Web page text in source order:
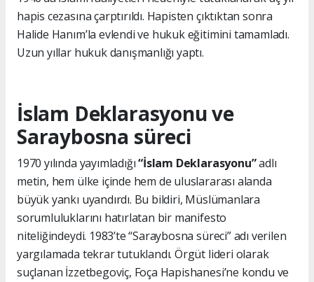
hapis cezasına çarptırıldı. Hapisten çıktıktan sonra
Halide Hanım’la evlendi ve hukuk eğitimini tamamladı.
Uzun yıllar hukuk danışmanlığı yaptı.
İslam Deklarasyonu ve
Saraybosna süreci
1970 yılında yayımladığı“İslam Deklarasyonu”adlı
metin, hem ülke içinde hem de uluslararası alanda
büyük yankı uyandırdı. Bu bildiri, Müslümanlara
sorumluluklarını hatırlatan bir manifesto
niteliğindeydi. 1983’te “Saraybosna süreci” adı verilen
yargılamada tekrar tutuklandı. Örgüt lideri olarak
suçlanan İzzetbegoviç, Foça Hapishanesi’ne kondu ve